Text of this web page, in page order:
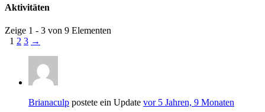
Aktivitäten
Zeige 1 - 3 von 9 Elementen
1 2 3 →
Brianaculp postete ein Update vor 5 Jahren, 9 Monaten